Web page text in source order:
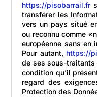
https://pisobarrail.fr
transférer les
vers un pays situé
ou reconnu comme
européenne sans en
Pour autant, https://
de ses sous-traitants
condition qu’il
regard des
Protection des